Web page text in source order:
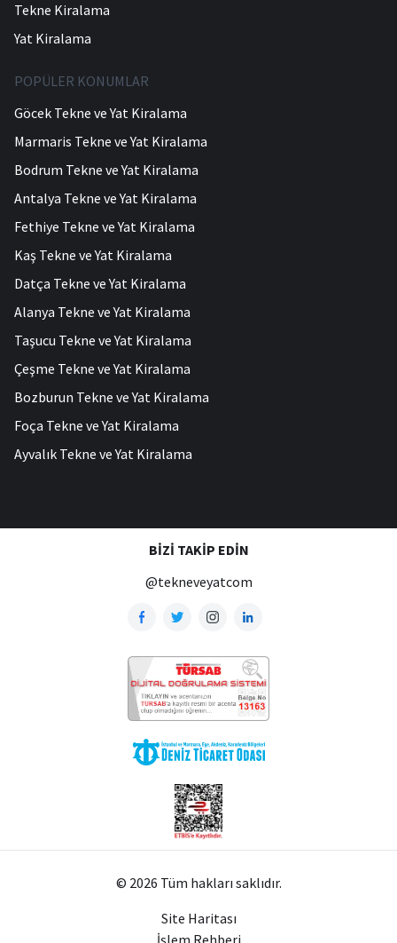
Tekne Kiralama
Yat Kiralama
POPÜLER KONUMLAR
Göcek Tekne ve Yat Kiralama
Marmaris Tekne ve Yat Kiralama
Bodrum Tekne ve Yat Kiralama
Antalya Tekne ve Yat Kiralama
Fethiye Tekne ve Yat Kiralama
Kaş Tekne ve Yat Kiralama
Datça Tekne ve Yat Kiralama
Alanya Tekne ve Yat Kiralama
Taşucu Tekne ve Yat Kiralama
Çeşme Tekne ve Yat Kiralama
Bozburun Tekne ve Yat Kiralama
Foça Tekne ve Yat Kiralama
Ayvalık Tekne ve Yat Kiralama
BIZI TAKIP EDIN
@tekneveyatcom
© 2026 Tüm hakları saklıdır.
Site Haritası
İşlem Rehberi